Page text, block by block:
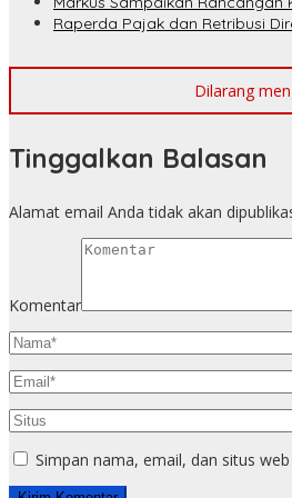
Raperda Pajak dan Retribusi
Dilarang
Tinggalkan Balasan
Alamat email Anda tidak akan
Komentar
Simpan nama, email, dan situs